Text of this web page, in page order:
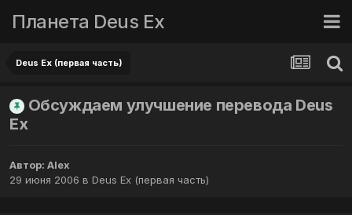
Планета Deus Ex
Deus Ex (первая часть)
Обсуждаем улучшение перевода Deus
Ex
Автор: Alex
29 июня 2006 в Deus Ex (первая часть)